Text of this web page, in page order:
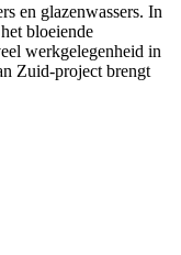
en glazenwassers. In
bloeiende
werkgelegenheid in
Zuid-project brengt